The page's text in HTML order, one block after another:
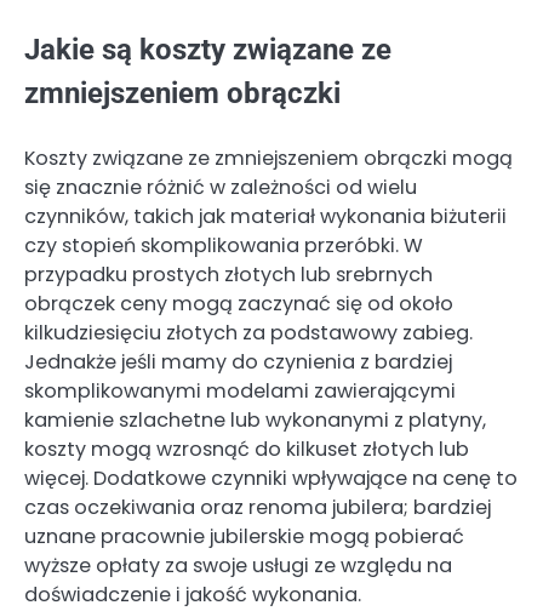
Jakie są koszty związane ze
zmniejszeniem obrączki
Koszty związane ze zmniejszeniem obrączki mogą
się znacznie różnić w zależności od wielu
czynników, takich jak materiał wykonania biżuterii
czy stopień skomplikowania przeróbki. W
przypadku prostych złotych lub srebrnych
obrączek ceny mogą zaczynać się od około
kilkudziesięciu złotych za podstawowy zabieg.
Jednakże jeśli mamy do czynienia z bardziej
skomplikowanymi modelami zawierającymi
kamienie szlachetne lub wykonanymi z platyny,
koszty mogą wzrosnąć do kilkuset złotych lub
więcej. Dodatkowe czynniki wpływające na cenę to
czas oczekiwania oraz renoma jubilera; bardziej
uznane pracownie jubilerskie mogą pobierać
wyższe opłaty za swoje usługi ze względu na
doświadczenie i jakość wykonania.